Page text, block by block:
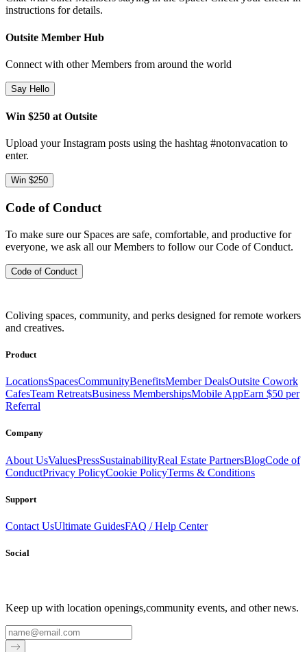
instructions for details.
Outsite Member Hub
Connect with other Members from around the world
Say Hello
Win $250 at Outsite
Upload your Instagram posts using the hashtag #notonvacation to
enter.
Win $250
Code of Conduct
To make sure our Spaces are safe, comfortable, and productive for
everyone, we ask all our Members to follow our Code of Conduct.
Code of Conduct
Coliving spaces, community, and perks designed for remote workers
and creatives.
Product
LocationsSpacesCommunityBenefitsMember DealsOutsite Cowork
CafesTeam RetreatsBusiness MembershipsMobile AppEarn $50 per
Referral
Company
About UsValuesPressSustainabilityReal Estate PartnersBlogCode of
ConductPrivacy PolicyCookie PolicyTerms & Conditions
Support
Contact UsUltimate GuidesFAQ / Help Center
Social
Keep up with location openings,community events, and other news.
Email